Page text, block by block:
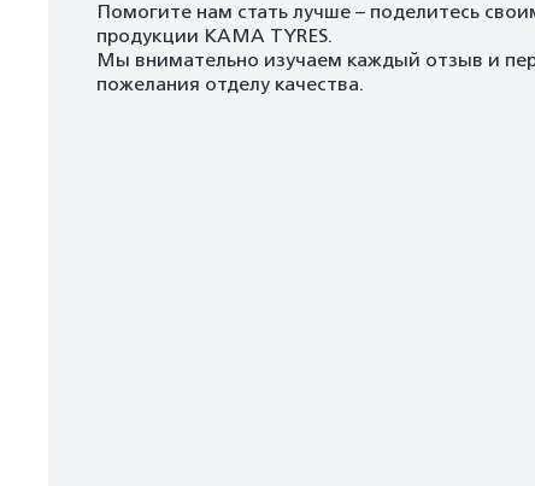
Помогите нам стать лучше – поделитесь
продукции KAMA TYRES.
Мы внимательно изучаем каждый отзыв и
пожелания отделу качества.